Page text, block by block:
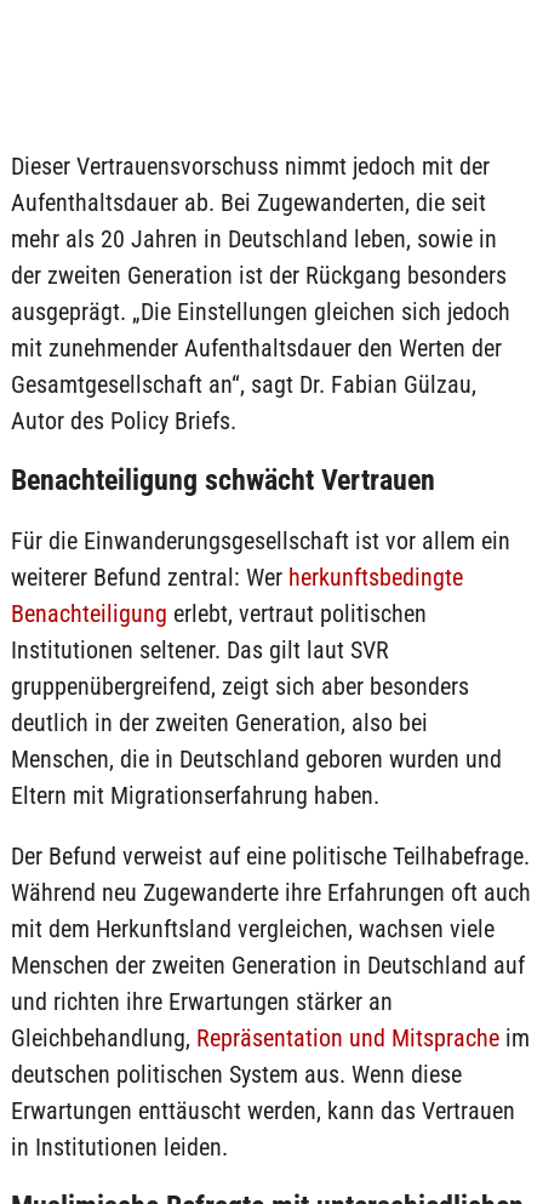
Dieser Vertrauensvorschuss nimmt jedoch mit der
Aufenthaltsdauer ab. Bei Zugewanderten, die seit
mehr als 20 Jahren in Deutschland leben, sowie in
der zweiten Generation ist der Rückgang besonders
ausgeprägt. „Die Einstellungen gleichen sich jedoch
mit zunehmender Aufenthaltsdauer den Werten der
Gesamtgesellschaft an“, sagt Dr. Fabian Gülzau,
Autor des Policy Briefs.
Benachteiligung schwächt Vertrauen
Für die Einwanderungsgesellschaft ist vor allem ein
weiterer Befund zentral: Wer herkunftsbedingte
Benachteiligung erlebt, vertraut politischen
Institutionen seltener. Das gilt laut SVR
gruppenübergreifend, zeigt sich aber besonders
deutlich in der zweiten Generation, also bei
Menschen, die in Deutschland geboren wurden und
Eltern mit Migrationserfahrung haben.
Der Befund verweist auf eine politische Teilhabefrage.
Während neu Zugewanderte ihre Erfahrungen oft auch
mit dem Herkunftsland vergleichen, wachsen viele
Menschen der zweiten Generation in Deutschland auf
und richten ihre Erwartungen stärker an
Gleichbehandlung, Repräsentation und Mitspracheim
deutschen politischen System aus. Wenn diese
Erwartungen enttäuscht werden, kann das Vertrauen
in Institutionen leiden.